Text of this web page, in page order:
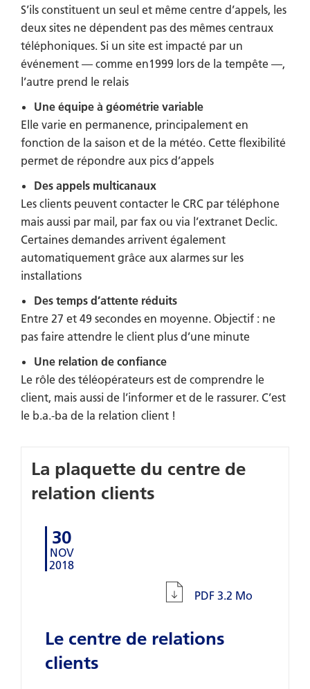
S’ils constituent un seul et même centre d’appels, les
deux sites ne dépendent pas des mêmes centraux
téléphoniques. Si un site est impacté par un
événement — comme en1999 lors de la tempête —,
l’autre prend le relais
Une équipe à géométrie variable
Elle varie en permanence, principalement en
fonction de la saison et de la météo. Cette flexibilité
permet de répondre aux pics d’appels
Des appels multicanaux
Les clients peuvent contacter le CRC par téléphone
mais aussi par mail, par fax ou via l’extranet Declic.
Certaines demandes arrivent également
automatiquement grâce aux alarmes sur les
installations
Des temps d’attente réduits
Entre 27 et 49 secondes en moyenne. Objectif : ne
pas faire attendre le client plus d’une minute
Une relation de confiance
Le rôle des téléopérateurs est de comprendre le
client, mais aussi de l’informer et de le rassurer. C’est
le b.a.-ba de la relation client​​​​​​​ !
La plaquette du centre de
relation clients
30
NOV
2018
PDF 3.2 Mo
Le centre de relations
clients